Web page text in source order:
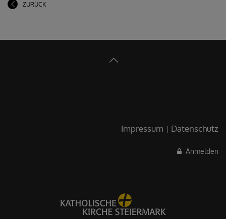
ZURÜCK
Impressum Datenschutz
Anmelden